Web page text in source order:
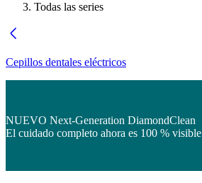
Todas las series
Cepillos dentales eléctricos
NUEVO Next-Generation DiamondClean
El cuidado completo ahora es 100 % visible